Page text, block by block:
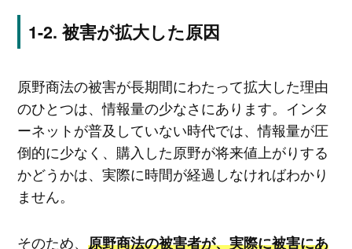
被害が拡大した原因
原野商法の被害が長期間にわたって拡大した理由
のひとつは、情報量の少なさにあります。インタ
ーネットが普及していない時代では、情報量が圧
倒的に少なく、購入した原野が将来値上がりする
かどうかは、実際に時間が経過しなければわかり
ません。
そのため、 原野商法の被害者が、実際に被害にあ